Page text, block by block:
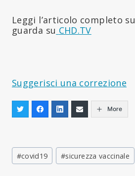
Leggi l’articolo completo su
guarda su CHD.TV
Suggerisci una correzione
More
Tag
articolo:
#covid19 #sicurezza vaccinale